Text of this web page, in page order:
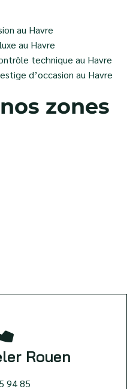
au Havre
au Havre
technique au Havre
d’occasion au Havre
zones
Rouen
94 85